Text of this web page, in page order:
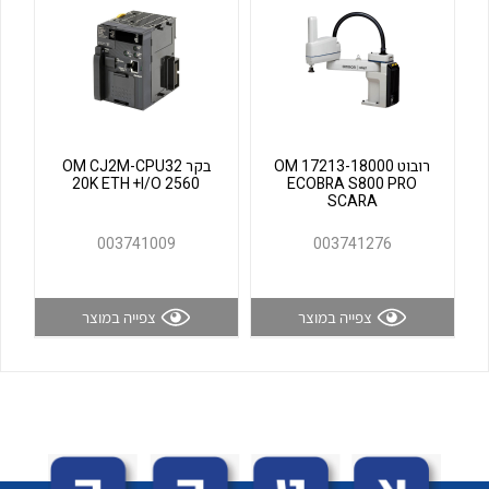
לכל מוצרי היצרן לכל מוצרי היצרן
רובוט OM 17213-18000
ECOBRA S800 PRO
SCARA
003741276
צפייה במוצר
בקר OM CJ2M-CPU32
20K ETH +I/O 2560
003741009
צפייה במוצר